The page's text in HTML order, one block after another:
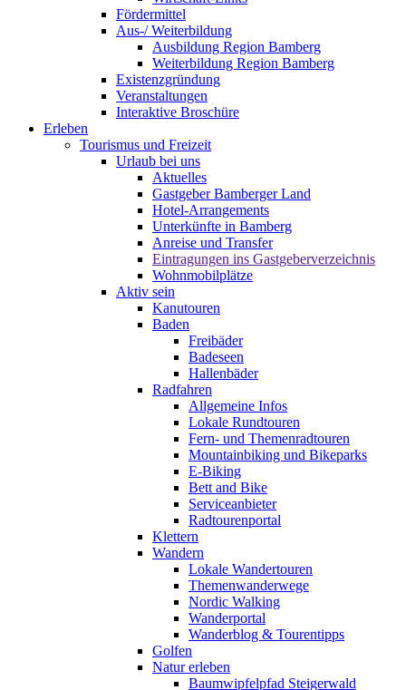
Fördermittel
Aus-/ Weiterbildung
Ausbildung Region Bamberg
Weiterbildung Region Bamberg
Existenzgründung
Veranstaltungen
Interaktive Broschüre
Erleben
Tourismus und Freizeit
Urlaub bei uns
Aktuelles
Gastgeber Bamberger Land
Hotel-Arrangements
Unterkünfte in Bamberg
Anreise und Transfer
Eintragungen ins Gastgeberverzeichnis
Wohnmobilplätze
Aktiv sein
Kanutouren
Baden
Freibäder
Badeseen
Hallenbäder
Radfahren
Allgemeine Infos
Lokale Rundtouren
Fern- und Themenradtouren
Mountainbiking und Bikeparks
E-Biking
Bett and Bike
Serviceanbieter
Radtourenportal
Klettern
Wandern
Lokale Wandertouren
Themenwanderwege
Nordic Walking
Wanderportal
Wanderblog & Tourentipps
Golfen
Natur erleben
Baumwipfelpfad Steigerwald